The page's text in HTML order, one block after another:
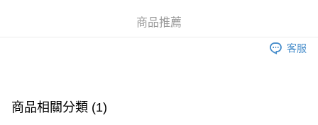
付款後門市自取，訂單確認後2-4個工作天到店，7天內取。逾期後
商品推薦
客服
商品相關分類 (1)